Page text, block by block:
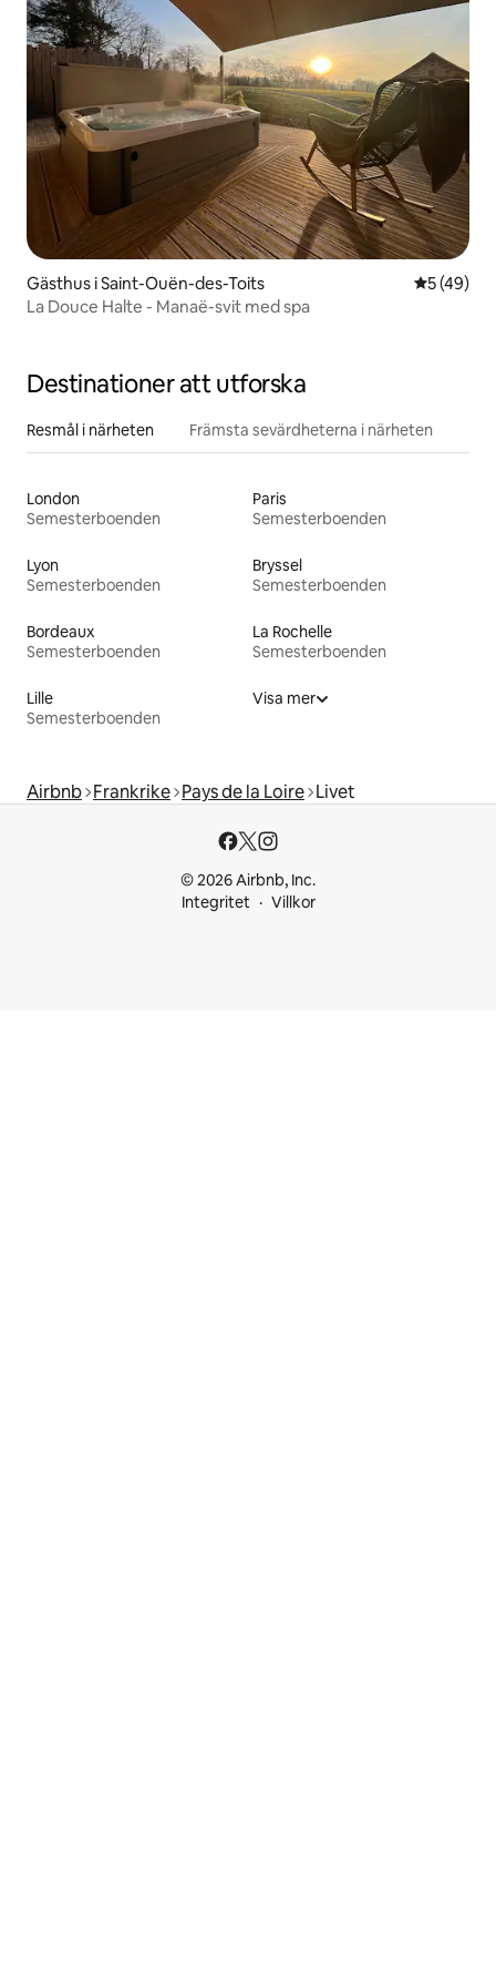
Gästhus i Saint-Ouën-des-Toits 5 av 5 i
5 (49)
La Douce Halte - Manaë-svit med spa
Destinationer att utforska
Resmål i närheten Främsta sevärdheterna i närheten
London
Semesterboenden
Paris
Semesterboenden
Lyon
Semesterboenden
Bryssel
Semesterboenden
Bordeaux
Semesterboenden
La Rochelle
Semesterboenden
Lille
Semesterboenden
Visa mer
Airbnb Frankrike Pays de la Loire Livet
© 2026 Airbnb, Inc.
Integritet
Villkor